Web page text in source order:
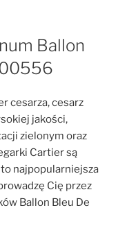
Ballon
cesarza, cesarz
jakości,
zielonym oraz
Cartier są
najpopularniejsza
Cię przez
Ballon Bleu De